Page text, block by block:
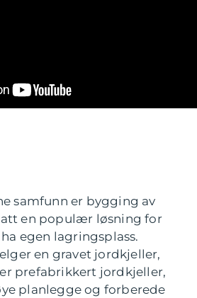
samfunn er bygging av
en populær løsning for
egen lagringsplass.
en gravet jordkjeller,
prefabrikkert jordkjeller,
planlegge og forberede